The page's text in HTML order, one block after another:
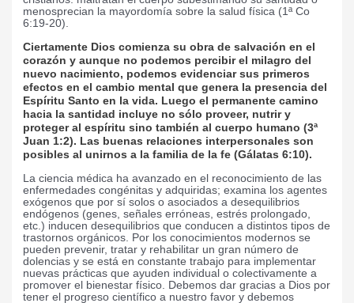
menosprecian la mayordomía sobre la salud física (1ª Co
6:19-20).
Ciertamente Dios comienza su obra de salvación en el
corazón y aunque no podemos percibir el milagro del
nuevo nacimiento, podemos evidenciar sus primeros
efectos en el cambio mental que genera la presencia del
Espíritu Santo en la vida. Luego el permanente camino
hacia la santidad incluye no sólo proveer, nutrir y
proteger al espíritu sino también al cuerpo humano (3ª
Juan 1:2). Las buenas relaciones interpersonales son
posibles al unirnos a la familia de la fe (Gálatas 6:10).
La ciencia médica ha avanzado en el reconocimiento de las
enfermedades congénitas y adquiridas; examina los agentes
exógenos que por sí solos o asociados a desequilibrios
endógenos (genes, señales erróneas, estrés prolongado,
etc.) inducen desequilibrios que conducen a distintos tipos de
trastornos orgánicos. Por los conocimientos modernos se
pueden prevenir, tratar y rehabilitar un gran número de
dolencias y se está en constante trabajo para implementar
nuevas prácticas que ayuden individual o colectivamente a
promover el bienestar físico. Debemos dar gracias a Dios por
tener el progreso científico a nuestro favor y debemos